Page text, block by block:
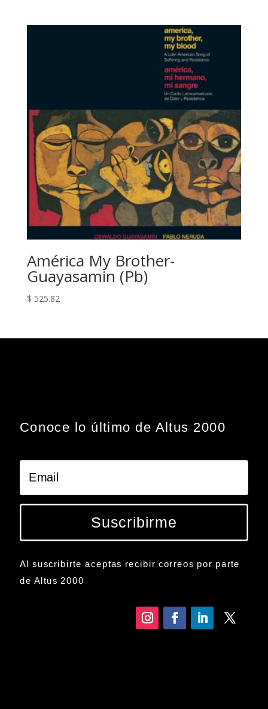
América My Brother-
Guayasamin (Pb)
$ 525.82
Conoce lo último de Altus 2000
Suscribirme
Al suscribirte aceptas recibir correos por parte
de Altus 2000